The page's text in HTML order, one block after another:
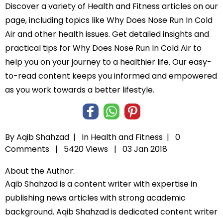
Discover a variety of Health and Fitness articles on our
page, including topics like Why Does Nose Run In Cold
Air and other health issues. Get detailed insights and
practical tips for Why Does Nose Run In Cold Air to
help you on your journey to a healthier life. Our easy-
to-read content keeps you informed and empowered
as you work towards a better lifestyle.
By Aqib Shahzad | In Health and Fitness | 0
Comments |
5420 Views | 03 Jan 2018
About the Author:
Aqib Shahzad is a content writer with expertise in
publishing news articles with strong academic
background. Aqib Shahzad is dedicated content writer